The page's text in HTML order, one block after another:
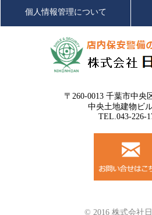
個人情報管理について
〒260-0013 千葉市中央
中央土地建物ビ
TEL.043-226-
© 2016 株式会社